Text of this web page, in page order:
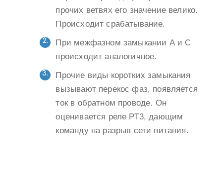
прочих ветвях его значение велико.
Происходит срабатывание.
При межфазном замыкании А и С
происходит аналогичное.
Прочие виды коротких замыкания
вызывают перекос фаз, появляется
ток в обратном проводе. Он
оценивается реле РТ3, дающим
команду на разрыв сети питания.